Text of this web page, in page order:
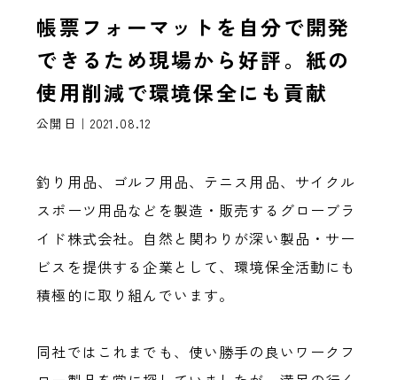
帳票フォーマットを自分で開発
できるため現場から好評。紙の
使用削減で環境保全にも貢献
公開日｜2021.08.12
釣り用品、ゴルフ用品、テニス用品、サイクル
スポーツ用品などを製造・販売するグローブラ
イド株式会社。自然と関わりが深い製品・サー
ビスを提供する企業として、環境保全活動にも
積極的に取り組んでいます。
同社ではこれまでも、使い勝手の良いワークフ